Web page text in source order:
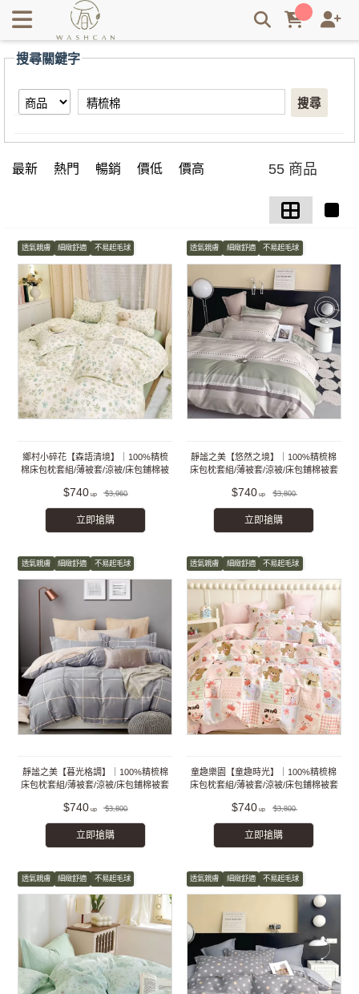
【精梳棉】搜尋結果 | Washcan瓦士肯
搜尋關鍵字
搜尋
最新 熱門 暢銷 價低 價高 55 商品
透氣親膚 細緻舒適 不易起毛球
鄉村小碎花【森語清境】｜100%精梳
棉床包枕套組/薄被套/涼被/床包鋪棉被
$740 $3,960
立即搶購
透氣親膚 細緻舒適 不易起毛球
靜謐之美【悠然之境】｜100%精梳棉
床包枕套組/薄被套/涼被/床包鋪棉被套
$740 $3,800
立即搶購
透氣親膚 細緻舒適 不易起毛球
靜謐之美【暮光格調】｜100%精梳棉
床包枕套組/薄被套/涼被/床包鋪棉被套
$740 $3,800
立即搶購
透氣親膚 細緻舒適 不易起毛球
童趣樂園【童趣時光】｜100%精梳棉
床包枕套組/薄被套/涼被/床包鋪棉被套
$740 $3,800
立即搶購
透氣親膚 細緻舒適 不易起毛球 透氣親膚 細緻舒適 不易起毛球